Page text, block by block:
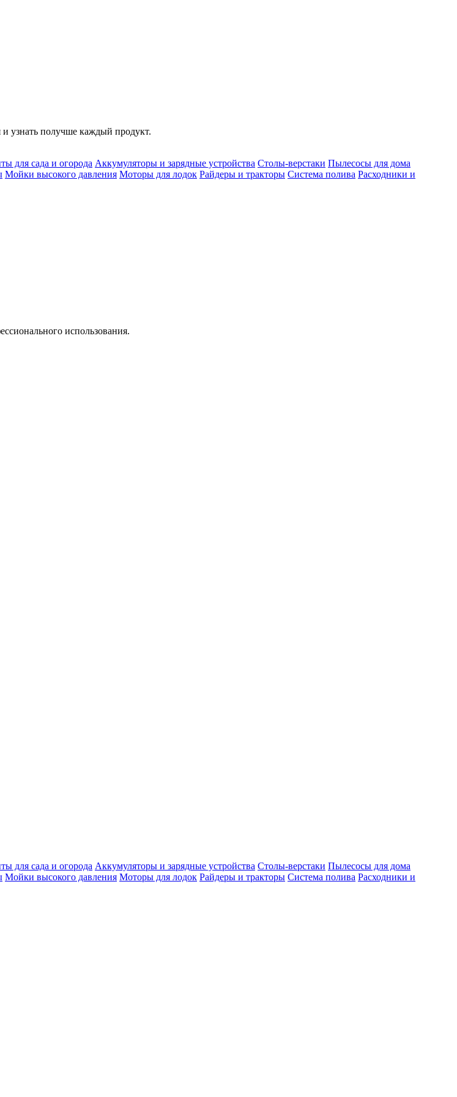
узнать получше каждый продукт.
для сада и огорода Аккумуляторы и зарядные устройства Столы-верстаки Пылесосы для дома
Мойки высокого давления Моторы для лодок Райдеры и тракторы Система полива Расходники и
использования.
для сада и огорода Аккумуляторы и зарядные устройства Столы-верстаки Пылесосы для дома
Мойки высокого давления Моторы для лодок Райдеры и тракторы Система полива Расходники и